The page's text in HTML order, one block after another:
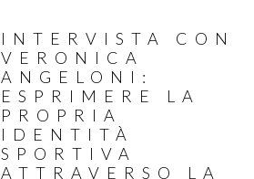
INTERVISTA CON
VERONICA
ANGELONI:
ESPRIMERE LA
PROPRIA
IDENTITÀ
SPORTIVA
ATTRAVERSO LA